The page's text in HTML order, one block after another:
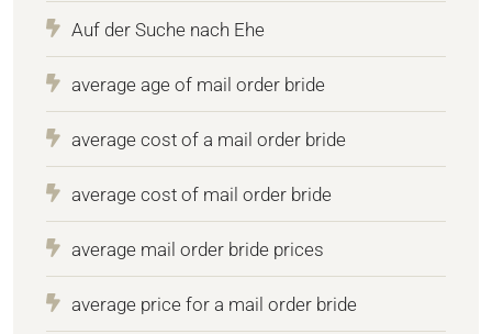
Auf der Suche nach Ehe
average age of mail order bride
average cost of a mail order bride
average cost of mail order bride
average mail order bride prices
average price for a mail order bride